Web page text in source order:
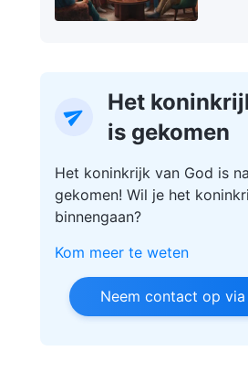
Het
is gekomen
Het koninkrijk van God is
gekomen! Wil je het
binnengaan?
Kom meer te weten
Neem contact op via